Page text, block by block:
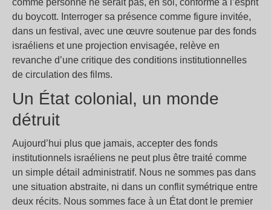
comme personne ne serait pas, en soi, conforme à l’esprit
du boycott. Interroger sa présence comme figure invitée,
dans un festival, avec une œuvre soutenue par des fonds
israéliens et une projection envisagée, relève en
revanche d’une critique des conditions institutionnelles
de circulation des films.
Un État colonial, un monde
détruit
Aujourd’hui plus que jamais, accepter des fonds
institutionnels israéliens ne peut plus être traité comme
un simple détail administratif. Nous ne sommes pas dans
une situation abstraite, ni dans un conflit symétrique entre
deux récits. Nous sommes face à un État dont le premier